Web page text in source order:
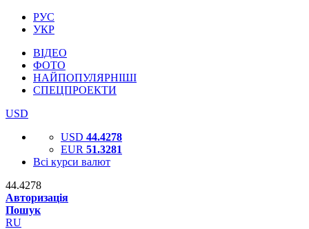
РУС
УКР
ВІДЕО
ФОТО
НАЙПОПУЛЯРНІШІ
СПЕЦПРОЕКТИ
USD
USD 44.4278
EUR 51.3281
Всі курси валют
44.4278
Авторизація
Пошук
RU